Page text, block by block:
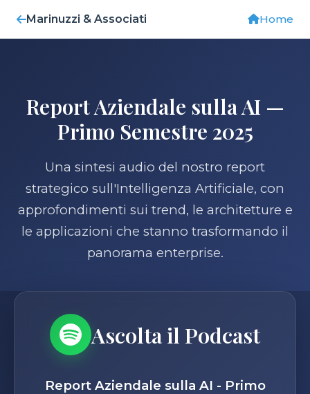
Marinuzzi & Associati Home
Report Aziendale sulla AI —
Primo Semestre 2025
Una sintesi audio del nostro report
strategico sull'Intelligenza Artificiale, con
approfondimenti sui trend, le architetture e
le applicazioni che stanno trasformando il
panorama enterprise.
Ascolta il Podcast
Report Aziendale sulla AI - Primo